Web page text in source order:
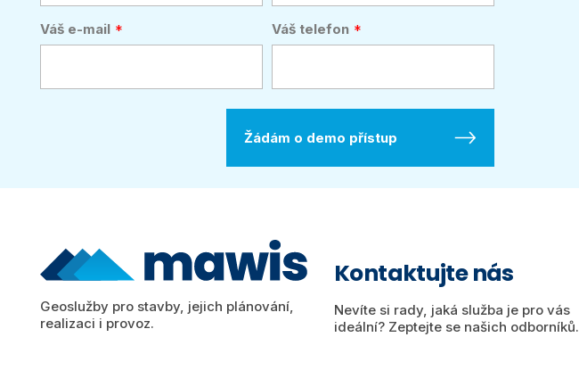
Váš e-mail Váš telefon
Geoslužby pro stavby, jejich plánování,
realizaci i provoz.
Kontaktujte nás
Nevíte si rady, jaká služba je pro vás
ideální? Zeptejte se našich odborníků.